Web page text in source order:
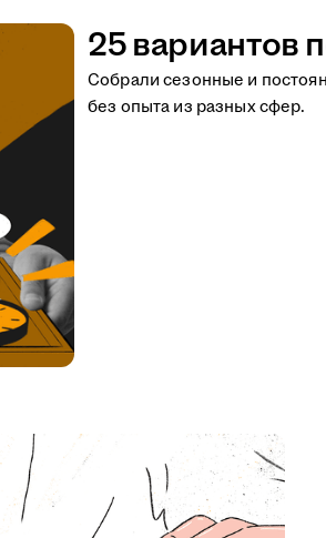
25 вариантов
Собрали сезонные и
без опыта из разных сфер.